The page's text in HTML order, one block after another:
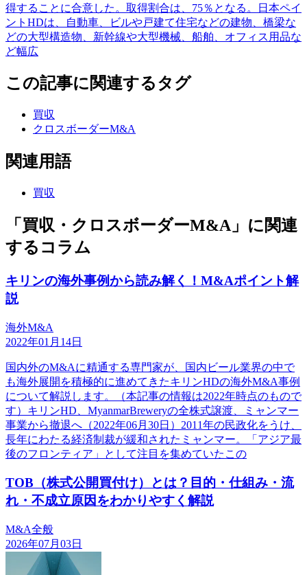
得することに合意した。取得割合は、75％となる。日本ペイ
ントHDは、自動車、ビルや戸建て住宅などの建物、橋梁な
どの大型構造物、新幹線や大型機械、船舶、オフィス用品な
ど幅広
この記事に関連するタグ
買収
クロスボーダーM&A
関連用語
買収
「買収・クロスボーダーM&A」に関連
するコラム
キリンの海外事例から読み解く！M&Aポイント解
説
海外M&A
2022年01月14日
国内外のM&Aに精通する専門家が、国内ビール業界の中で
も海外展開を積極的に進めてきたキリンHDの海外M&A事例
について解説します。（本記事の情報は2022年時点のもので
す）キリンHD、MyanmarBreweryの全株式譲渡、ミャンマー
事業から撤退へ（2022年06月30日）2011年の民政化をうけ、
長年にわたる経済制裁が緩和されたミャンマー。「アジア最
後のフロンティア」として注目を集めていたこの
TOB（株式公開買付け）とは？目的・仕組み・流
れ・不成立原因をわかりやすく解説
M&A全般
2026年07月03日